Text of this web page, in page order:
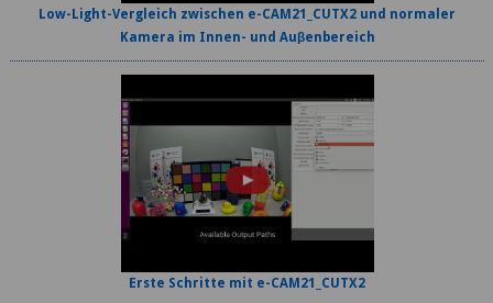
Low-Light-Vergleich zwischen e-CAM21_CUTX2 und normaler
Kamera im Innen- und Auβenbereich
Erste Schritte mit e-CAM21_CUTX2